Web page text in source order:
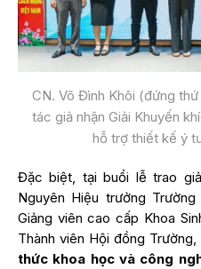
CN. Võ Đình Khôi (đứng
tác giả nhận Giải Khuyến
hỗ trợ thiết kế ý
Đặc biệt, tại buổi lễ trao
Nguyên Hiệu trưởng
Giảng viên cao cấp Khoa
Thành viên Hội đồng
thức khoa học và công